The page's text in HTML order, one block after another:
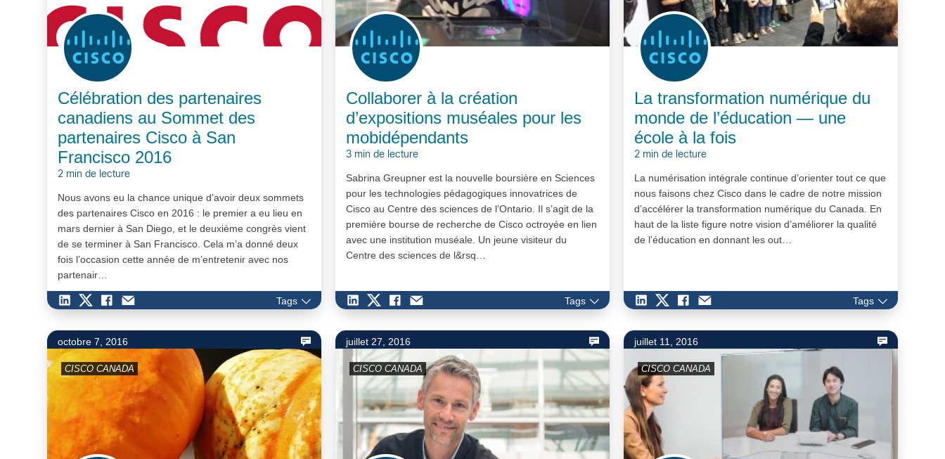
Célébration des partenaires
canadiens au Sommet des
partenaires Cisco à San
Francisco 2016
2 min de lecture
Nous avons eu la chance unique d’avoir deux sommets
des partenaires Cisco en 2016 : le premier a eu lieu en
mars dernier à San Diego, et le deuxième congrès vient
de se terminer à San Francisco. Cela m’a donné deux
fois l’occasion cette année de m’entretenir avec nos
partenair…
Tags
Collaborer à la création
d’expositions muséales pour les
mobidépendants
3 min de lecture
Sabrina Greupner est la nouvelle boursière en Sciences
pour les technologies pédagogiques innovatrices de
Cisco au Centre des sciences de l’Ontario. Il s’agit de la
première bourse de recherche de Cisco octroyée en lien
avec une institution muséale. Un jeune visiteur du
Centre des sciences de l&rsq…
Tags
La transformation numérique du
monde de l’éducation — une
école à la fois
2 min de lecture
La numérisation intégrale continue d’orienter tout ce que
nous faisons chez Cisco dans le cadre de notre mission
d’accélérer la transformation numérique du Canada. En
haut de la liste figure notre vision d’améliorer la qualité
de l’éducation en donnant les out…
Tags
octobre 7, 2016
CISCO CANADA
juillet 27, 2016
CISCO CANADA
juillet 11, 2016
CISCO CANADA